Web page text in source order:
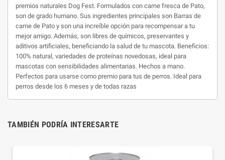
premios naturales Dog Fest. Formulados con carne fresca de Pato,
son de grado humano. Sus ingredientes principales son Barras de
carne de Pato y son una increíble opción para recompensar a tu
mejor amigo. Además, son libres de químicos, preservantes y
aditivos artificiales, beneficiando la salud de tu mascota. Beneficios:
100% natural, variedades de proteínas novedosas, ideal para
mascotas con sensibilidades alimentarias. Hechos a mano.
Perfectos para usarse como premio para tus de perros. Ideal para
perros desde los 6 meses y de todas razas
TAMBIÉN PODRÍA INTERESARTE